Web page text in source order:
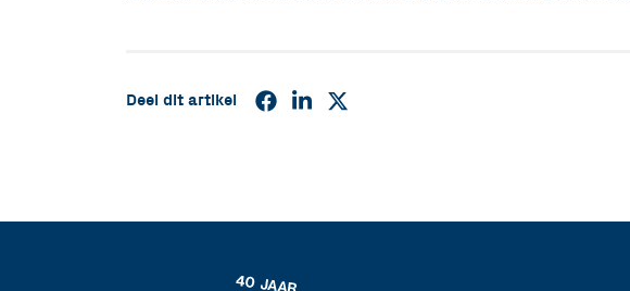
Deel dit artikel